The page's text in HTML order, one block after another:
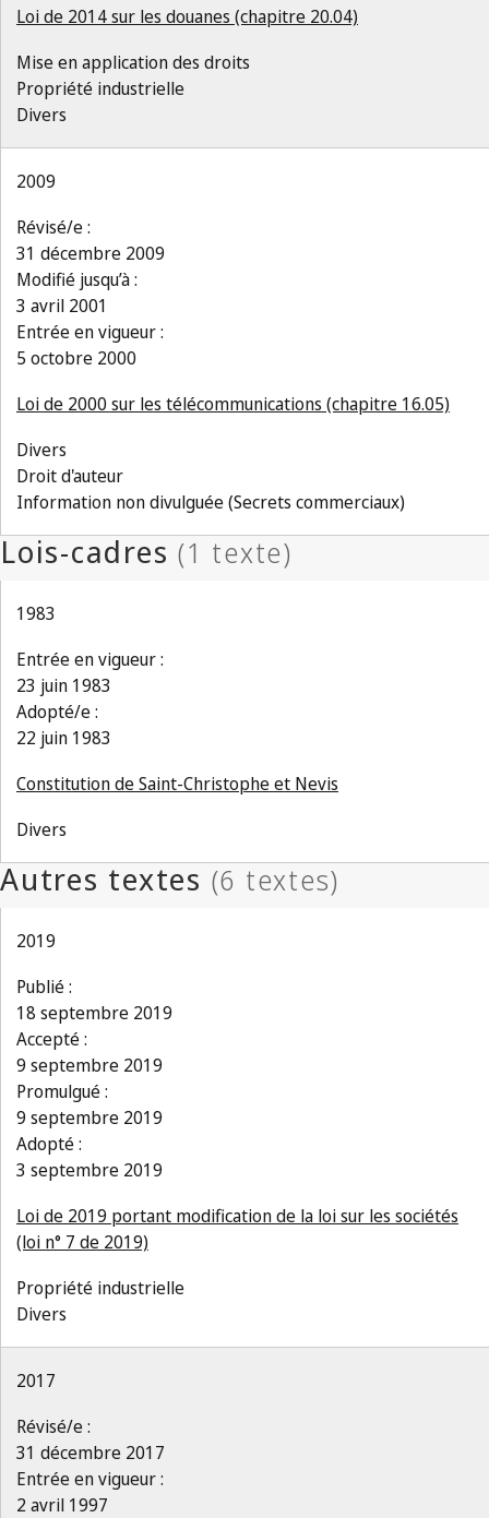
Loi de 2014 sur les douanes (chapitre 20.04)
Mise en application des droits
Propriété industrielle
Divers
2009
Révisé/e :
31 décembre 2009
Modifié jusqu’à :
3 avril 2001
Entrée en vigueur :
5 octobre 2000
Loi de 2000 sur les télécommunications (chapitre 16.05)
Divers
Droit d'auteur
Information non divulguée (Secrets commerciaux)
1983
Entrée en vigueur :
23 juin 1983
Adopté/e :
22 juin 1983
Constitution de Saint-Christophe et Nevis
Divers
2019
Publié :
18 septembre 2019
Accepté :
9 septembre 2019
Promulgué :
9 septembre 2019
Adopté :
3 septembre 2019
Loi de 2019 portant modification de la loi sur les sociétés
(loi n° 7 de 2019)
Propriété industrielle
Divers
2017
Révisé/e :
31 décembre 2017
Entrée en vigueur :
2 avril 1997